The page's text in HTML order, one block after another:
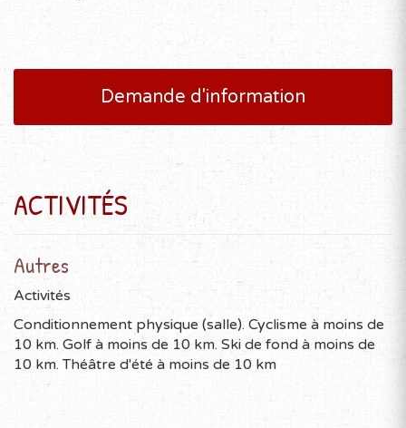
Demande d'information
ACTIVITÉS
Autres
Activités
Conditionnement physique (salle). Cyclisme à moins de
10 km. Golf à moins de 10 km. Ski de fond à moins de
10 km. Théâtre d'été à moins de 10 km